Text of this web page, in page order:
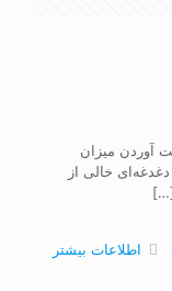
آوردن میزان
خالی از
اطلاعات بیشتر